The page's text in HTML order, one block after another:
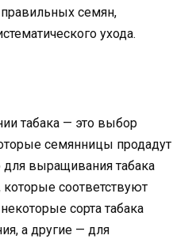
семян,
ухода.
табака — это выбор
семянницы продадут
выращивания табака
соответствуют
сорта табака
а другие — для